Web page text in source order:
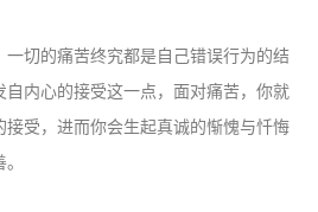
切的痛苦终究都是自己错误行为的结
自内心的接受这一点，面对痛苦，你就
接受，进而你会生起真诚的惭愧与忏悔